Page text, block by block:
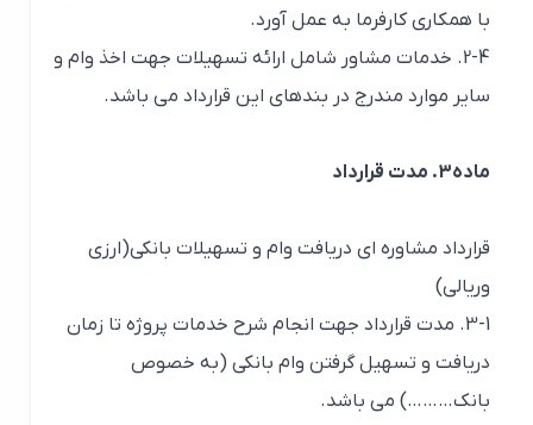
با همکاری کارفرما به عمل آورد.
2-4. خدمات مشاور شامل ارائه تسهیلات جهت اخذ وام و
سایر موارد مندرج در بندهای این قرارداد می باشد.
ماده3. مدت قرارداد
قرارداد مشاوره ای دریافت وام و تسهیلات بانکی(ارزی
وریالی)
3-1. مدت قرارداد جهت انجام شرح خدمات پروژه تا زمان
دریافت و تسهیل گرفتن وام بانکی (به خصوص
بانک………) می باشد.